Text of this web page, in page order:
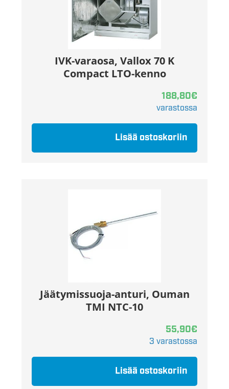
IVK-varaosa, Vallox 70 K
Compact LTO-kenno
188,80€
varastossa
Lisää ostoskoriin
Jäätymissuoja-anturi, Ouman
TMI NTC-10
55,90€
3 varastossa
Lisää ostoskoriin